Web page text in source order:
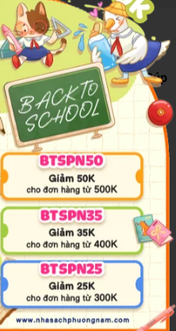
Sáng Tạo Trang Phục Búp
Phục Búp Bêgiúp bé thỏa
đẹp.
léo cùng trí tưởng tượng phong
khoác lên mình những bộ trang
kỳ, cùng kiểu tóc ngộ
giúp các búp bê chuẩn bị
ở khắp nơi trên thế giới, từ
mặt nạ cầu kỳ trong lễ hội
truyền thống và những đồ